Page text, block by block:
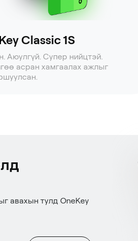
Classic 1S
Аюулгүй. Супер нийцтэй.
асран хамгаалах ажлыг
авахын тулд OneKey